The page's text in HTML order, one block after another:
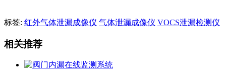
标签: 红外气体泄漏成像仪 气体泄漏成像仪 VOCS泄漏检测仪
相关推荐